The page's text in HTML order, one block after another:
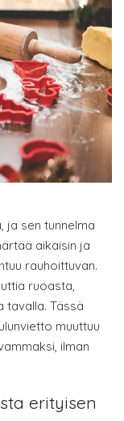
ja sen tunnelma
aikaisin ja
rauhoittuvan.
ruoasta,
tavalla. Tässä
muuttuu
ilman
erityisen